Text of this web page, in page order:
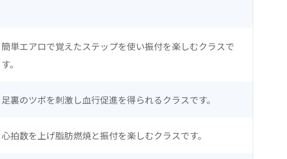
簡単エアロで覚えたステップを使い振付を楽しむクラスで
す。
足裏のツボを刺激し血行促進を得られるクラスです。
心拍数を上げ脂肪燃焼と振付を楽しむクラスです。